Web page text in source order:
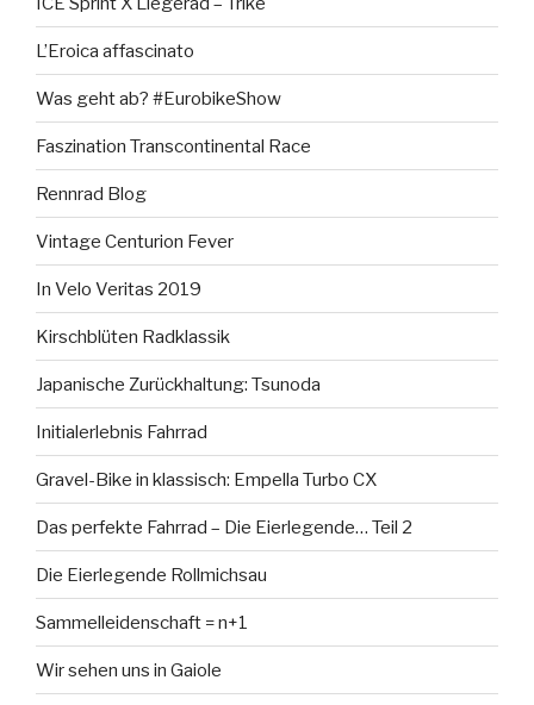
L’Eroica affascinato
Was geht ab? #EurobikeShow
Faszination Transcontinental Race
Rennrad Blog
Vintage Centurion Fever
In Velo Veritas 2019
Kirschblüten Radklassik
Japanische Zurückhaltung: Tsunoda
Initialerlebnis Fahrrad
Gravel-Bike in klassisch: Empella Turbo CX
Das perfekte Fahrrad – Die Eierlegende… Teil 2
Die Eierlegende Rollmichsau
Sammelleidenschaft = n+1
Wir sehen uns in Gaiole